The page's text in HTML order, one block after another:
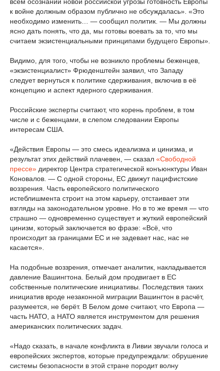
к войне должным образом публично не обсуждалась». «Это
необходимо изменить… — сообщил политик. — Мы должны
ясно дать понять, что да, мы готовы воевать за то, что мы
считаем экзистенциальными принципами будущего Европы».
Видимо, для того, чтобы не возникло проблемы беженцев,
«экзистенциалист» Фрюденштейн заявил, что Западу
следует вернуться к политике сдерживания, включив в её
концепцию и аспект ядерного сдерживания.
Российские эксперты считают, что корень проблем, в том
числе и с беженцами, в слепом следовании Европы
интересам США.
«Действия Европы — это смесь идеализма и цинизма, и
результат этих действий плачевен, — сказал «Свободной
прессе» директор Центра стратегической конъюнктуры Иван
Коновалов. — С одной стороны, ЕС движут пацифистские
воззрения. Часть европейского политического
истеблишмента строит на этом карьеру, отстаивает эти
взгляды на законодательном уровне. Но в то же время — что
страшно — одновременно существует и жуткий европейский
цинизм, который заключается во фразе: «Всё, что
происходит за границами ЕС и не задевает нас, нас не
касается».
На подобные воззрения, отмечает аналитик, накладывается
давление Вашингтона. Белый дом продвигает в ЕС
собственные политические инициативы. Последствия таких
инициатив вроде незаконной миграции Вашингтон в расчёт,
разумеется, не берёт. В Белом доме считают, что Европа —
часть НАТО, а НАТО является инструментом для решения
американских политических задач.
«Надо сказать, в начале конфликта в Ливии звучали голоса и
европейских экспертов, которые предупреждали: обрушение
системы безопасности в этой стране породит волну